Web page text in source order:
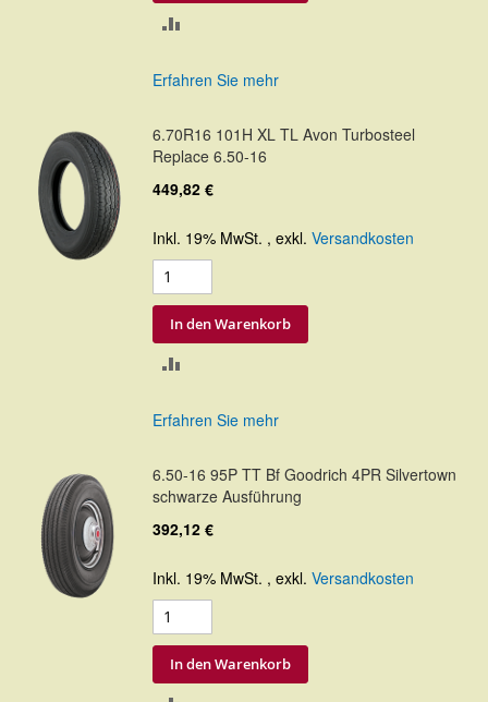
Erfahren Sie mehr
6.70R16 101H XL TL Avon Turbosteel
Replace 6.50-16
449,82 €
Inkl. 19% MwSt. , exkl. Versandkosten
In den Warenkorb
Erfahren Sie mehr
6.50-16 95P TT Bf Goodrich 4PR Silvertown
schwarze Ausführung
392,12 €
Inkl. 19% MwSt. , exkl. Versandkosten
In den Warenkorb